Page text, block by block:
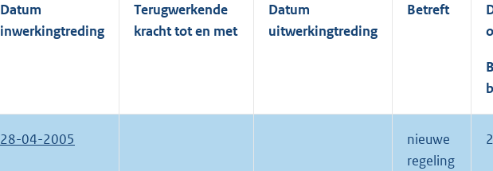
Datum
inwerkingtreding
Terugwerkende
kracht tot en met
Datum
uitwerkingtreding
Betreft
28-04-2005
nieuwe
regeling